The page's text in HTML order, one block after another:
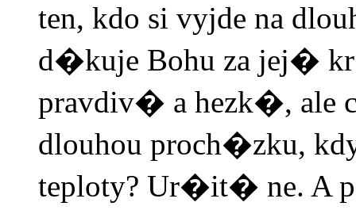
ten, kdo si vyjde na
d�kuje Bohu za jej�
pravdiv� a hezk�, ale
dlouhou proch�zku,
teploty? Ur�it� ne. A